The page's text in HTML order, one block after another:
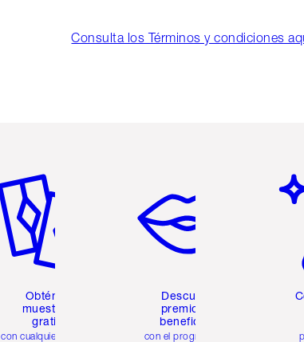
Consulta los Términos y condiciones
Obtén 2
muestras
gratis
con cualquier pedido
Descubre
premios y
beneficios
con el programa de